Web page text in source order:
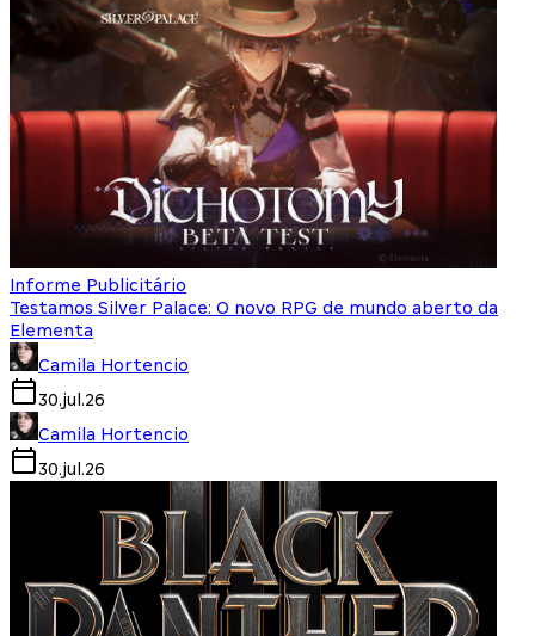
Informe Publicitário
Testamos Silver Palace: O novo RPG de mundo aberto da
Elementa
Camila Hortencio
30.jul.26
Camila Hortencio
30.jul.26